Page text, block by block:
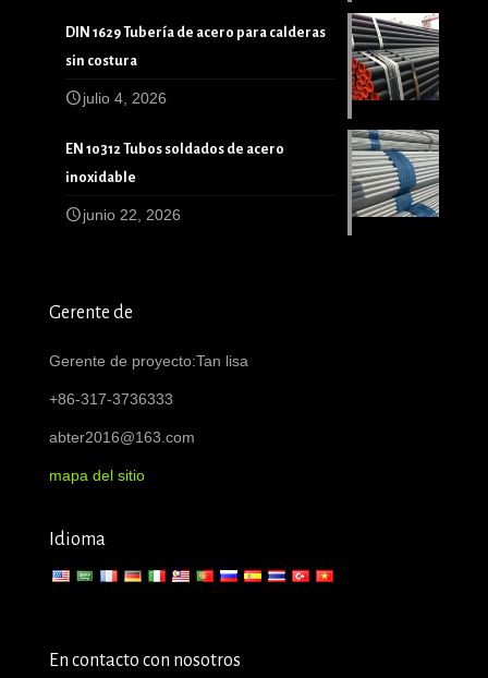
DIN 1629 Tubería de acero para calderas
sin costura
julio 4, 2026
EN 10312 Tubos soldados de acero
inoxidable
junio 22, 2026
Gerente de
Gerente de proyecto:Tan lisa
+86-317-3736333
abter2016@163.com
mapa del sitio
Idioma
En contacto con nosotros